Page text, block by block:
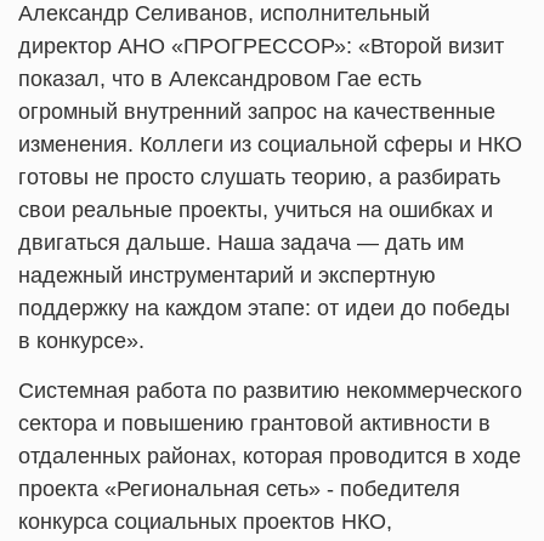
Александр Селиванов, исполнительный
директор АНО «ПРОГРЕССОР»: «Второй визит
показал, что в Александровом Гае есть
огромный внутренний запрос на качественные
изменения. Коллеги из социальной сферы и НКО
готовы не просто слушать теорию, а разбирать
свои реальные проекты, учиться на ошибках и
двигаться дальше. Наша задача — дать им
надежный инструментарий и экспертную
поддержку на каждом этапе: от идеи до победы
в конкурсе».
Системная работа по развитию некоммерческого
сектора и повышению грантовой активности в
отдаленных районах, которая проводится в ходе
проекта «Региональная сеть» - победителя
конкурса социальных проектов НКО,